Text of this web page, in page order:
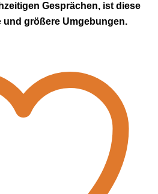
Gesprächen, ist diese
und größere Umgebungen.